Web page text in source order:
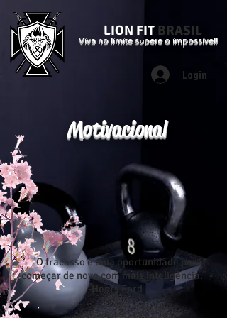
LION FIT BRASIL
Viva no limite supere o impossível!
Login
Motivacional
"O fracasso é uma oportunidade para
começar de novo com mais inteligência." -
Henry Ford